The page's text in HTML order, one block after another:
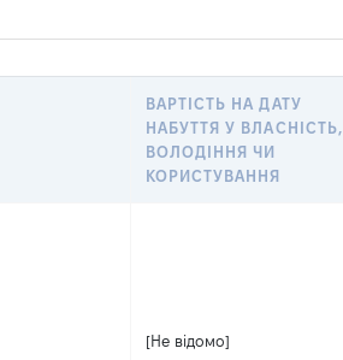
ВАРТІСТЬ НА ДАТУ
НАБУТТЯ У ВЛАСНІСТЬ,
ВОЛОДІННЯ ЧИ
КОРИСТУВАННЯ
[Не відомо]